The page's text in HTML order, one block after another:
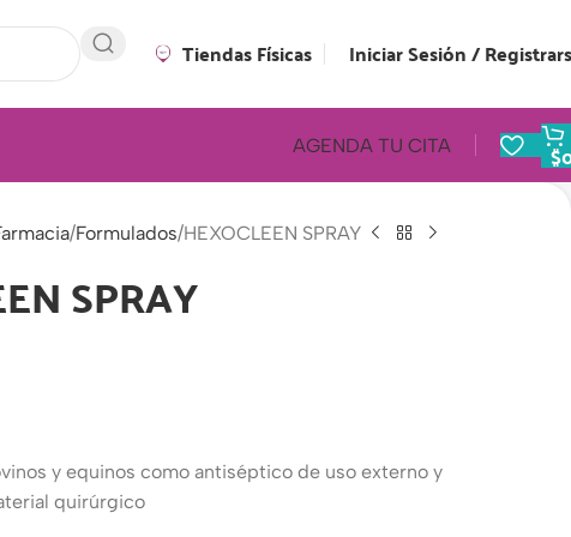
Tiendas Físicas Iniciar Sesión /
AGENDA TU CITA $
Formulados HEXOCLEEN SPRAY
SPRAY
y equinos como antiséptico de uso externo y
quirúrgico